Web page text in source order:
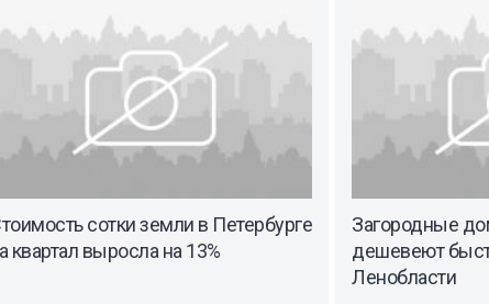
сотки земли в Петербурге
квартал выросла на 13%
Загородные
дешевеют
Ленобласти